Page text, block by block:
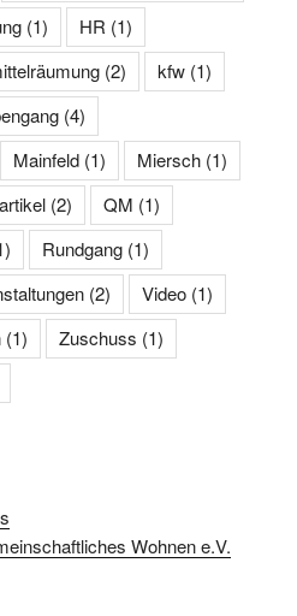
(1) HR (1)
(2) kfw (1)
(4)
Mainfeld (1) Miersch (1)
(2) QM (1)
Rundgang (1)
(2) Video (1)
(1) Zuschuss (1)
Wohnen e.V.